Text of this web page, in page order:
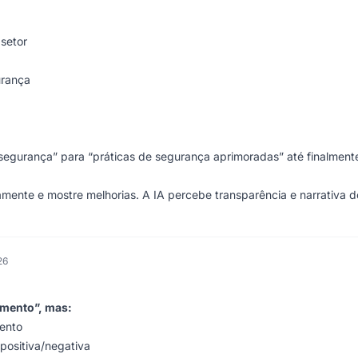
para “práticas de segurança aprimoradas” até
e mostre melhorias. A IA percebe transparência e narrativa
mas:
negativa